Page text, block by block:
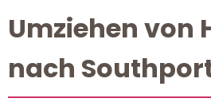
Umziehen von
nach